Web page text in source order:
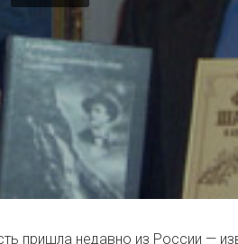
пришла недавно из России —